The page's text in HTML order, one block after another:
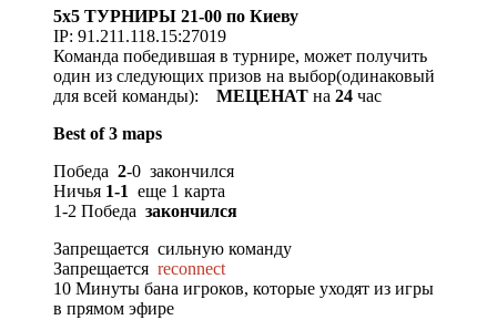
5х5 ТУРНИРЫ 21-00 по Киеву
IP: 91.211.118.15:27019
Команда победившая в турнире, может получить
один из следующих призов на выбор(одинаковый
для всей команды): МЕЦЕНАТ на 24 час
Best of 3 maps
Победа 2-0 закончился
Ничья 1-1 еще 1 карта
1-2 Победа закончился
Запрещается сильную команду
Запрещается reconnect
10 Минуты бана игроков, которые уходят из игры
в прямом эфире